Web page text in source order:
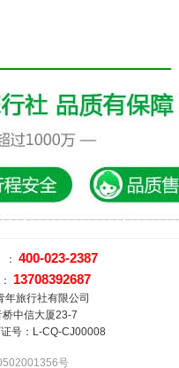
400-023-2387
13708392687
旅行社有限公司
中信大厦23-7
号：L-CQ-CJ00008
号